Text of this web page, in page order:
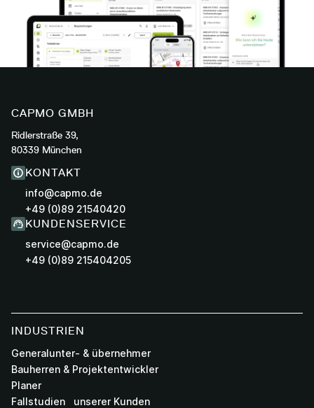
CAPMO GMBH
Ridlerstraße 39,
80339 München
KONTAKT
info@capmo.de
+49 (0)89 21540420
KUNDENSERVICE
service@capmo.de
+49 (0)89 215404205
INDUSTRIEN
Generalunter- & übernehmer
Bauherren & Projektentwickler
Planer
Fallstudien unserer Kunden